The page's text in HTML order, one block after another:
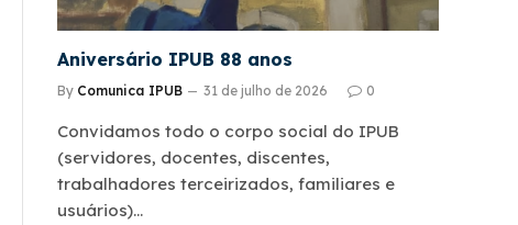
Aniversário IPUB 88 anos
By Comunica IPUB 31 de julho de 2026 0
Convidamos todo o corpo social do IPUB
(servidores, docentes, discentes,
trabalhadores terceirizados, familiares e
usuários)…